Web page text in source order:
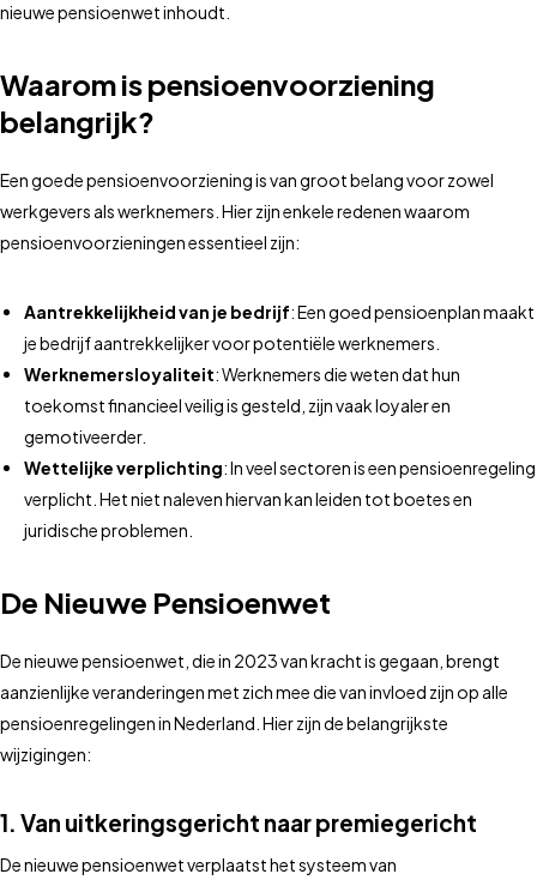
nieuwe pensioenwet inhoudt.
Waarom is pensioenvoorziening
belangrijk?
Een goede pensioenvoorziening is van groot belang voor zowel
werkgevers als werknemers. Hier zijn enkele redenen waarom
pensioenvoorzieningen essentieel zijn:
Aantrekkelijkheid van je bedrijf: Een goed pensioenplan maakt
je bedrijf aantrekkelijker voor potentiële werknemers.
Werknemersloyaliteit: Werknemers die weten dat hun
toekomst financieel veilig is gesteld, zijn vaak loyaler en
gemotiveerder.
Wettelijke verplichting: In veel sectoren is een pensioenregeling
verplicht. Het niet naleven hiervan kan leiden tot boetes en
juridische problemen.
De Nieuwe Pensioenwet
De nieuwe pensioenwet, die in 2023 van kracht is gegaan, brengt
aanzienlijke veranderingen met zich mee die van invloed zijn op alle
pensioenregelingen in Nederland. Hier zijn de belangrijkste
wijzigingen:
1. Van uitkeringsgericht naar premiegericht
De nieuwe pensioenwet verplaatst het systeem van